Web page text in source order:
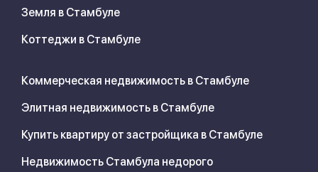
Земля в Стамбуле
Коттеджи в Стамбуле
Коммерческая недвижимость в Стамбуле
Элитная недвижимость в Стамбуле
Купить квартиру от застройщика в Стамбуле
Недвижимость Стамбула недорого